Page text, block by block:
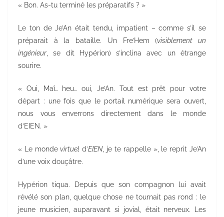
« Bon. As-tu terminé les préparatifs ? »
Le ton de Je’An était tendu, impatient – comme s’il se
préparait à la bataille. Un Fre’Hem (visiblement un
ingénieur, se dit Hypérion) s’inclina avec un étrange
sourire.
« Oui, Maî… heu… oui, Je’An. Tout est prêt pour votre
départ : une fois que le portail numérique sera ouvert,
nous vous enverrons directement dans le monde
d’EIEN. »
« Le monde virtuel d’EIEN, je te rappelle », le reprit Je’An
d’une voix douçâtre.
Hypérion tiqua. Depuis que son compagnon lui avait
révélé son plan, quelque chose ne tournait pas rond : le
jeune musicien, auparavant si jovial, était nerveux. Les